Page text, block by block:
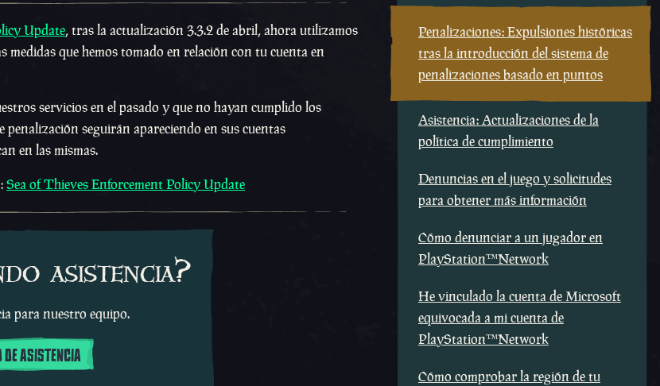
Update, tras la actualización 3.3.2 de abril, ahora utilizamos
medidas que hemos tomado en relación con tu cuenta en
servicios en el pasado y que no hayan cumplido los
seguirán apareciendo en sus cuentas
en las mismas.
Sea of Thieves Enforcement Policy Update
asistencia?
para nuestro equipo.
ASISTENCIA
Penalizaciones: Expulsiones históricas
tras la introducción del sistema de
penalizaciones basado en puntos
Asistencia: Actualizaciones de la
política de cumplimiento
Denuncias en el juego y solicitudes
para obtener más información
Cómo denunciar a un jugador en
PlayStation™Network
He vinculado la cuenta de Microsoft
equivocada a mi cuenta de
PlayStation™Network
Cómo comprobar la región de tu